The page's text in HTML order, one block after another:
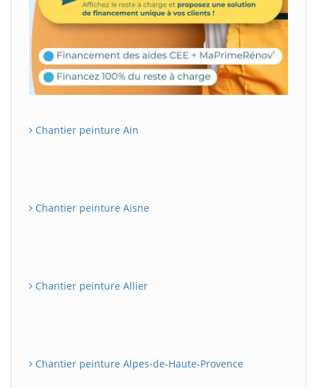
Chantier peinture Ain
Chantier peinture Aisne
Chantier peinture Allier
Chantier peinture Alpes-de-Haute-Provence